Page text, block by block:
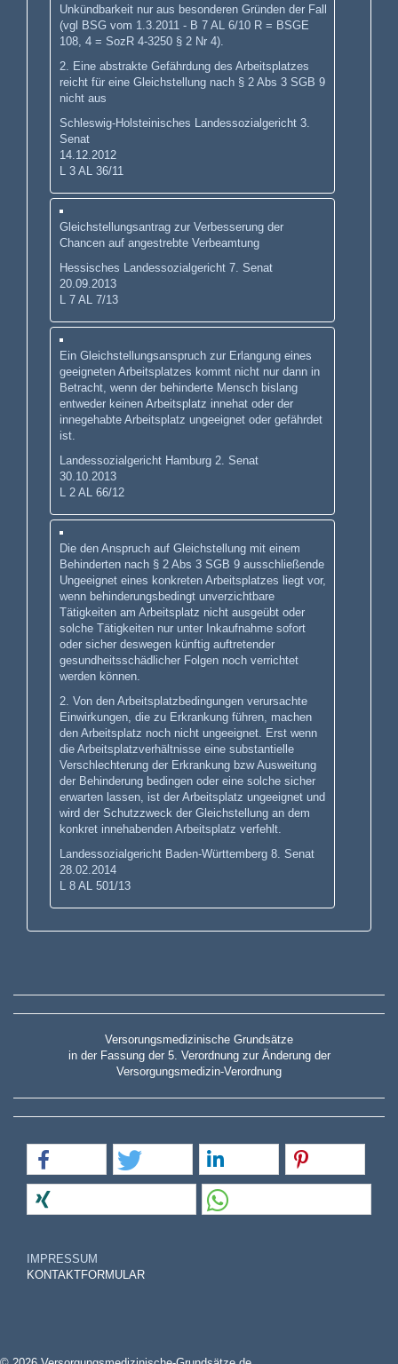
Unkündbarkeit nur aus besonderen Gründen der Fall
(vgl BSG vom 1.3.2011 - B 7 AL 6/10 R = BSGE
108, 4 = SozR 4-3250 § 2 Nr 4).
2. Eine abstrakte Gefährdung des Arbeitsplatzes
reicht für eine Gleichstellung nach § 2 Abs 3 SGB 9
nicht aus
Schleswig-Holsteinisches Landessozialgericht 3.
Senat
14.12.2012
L 3 AL 36/11
Gleichstellungsantrag zur Verbesserung der
Chancen auf angestrebte Verbeamtung
Hessisches Landessozialgericht 7. Senat
20.09.2013
L 7 AL 7/13
Ein Gleichstellungsanspruch zur Erlangung eines
geeigneten Arbeitsplatzes kommt nicht nur dann in
Betracht, wenn der behinderte Mensch bislang
entweder keinen Arbeitsplatz innehat oder der
innegehabte Arbeitsplatz ungeeignet oder gefährdet
ist.
Landessozialgericht Hamburg 2. Senat
30.10.2013
L 2 AL 66/12
Die den Anspruch auf Gleichstellung mit einem
Behinderten nach § 2 Abs 3 SGB 9 ausschließende
Ungeeignet eines konkreten Arbeitsplatzes liegt vor,
wenn behinderungsbedingt unverzichtbare
Tätigkeiten am Arbeitsplatz nicht ausgeübt oder
solche Tätigkeiten nur unter Inkaufnahme sofort
oder sicher deswegen künftig auftretender
gesundheitsschädlicher Folgen noch verrichtet
werden können.
2. Von den Arbeitsplatzbedingungen verursachte
Einwirkungen, die zu Erkrankung führen, machen
den Arbeitsplatz noch nicht ungeeignet. Erst wenn
die Arbeitsplatzverhältnisse eine substantielle
Verschlechterung der Erkrankung bzw Ausweitung
der Behinderung bedingen oder eine solche sicher
erwarten lassen, ist der Arbeitsplatz ungeeignet und
wird der Schutzzweck der Gleichstellung an dem
konkret innehabenden Arbeitsplatz verfehlt.
Landessozialgericht Baden-Württemberg 8. Senat
28.02.2014
L 8 AL 501/13
Versorungsmedizinische Grundsätze
in der Fassung der 5. Verordnung zur Änderung der
Versorgungsmedizin-Verordnung
IMPRESSUM
KONTAKTFORMULAR